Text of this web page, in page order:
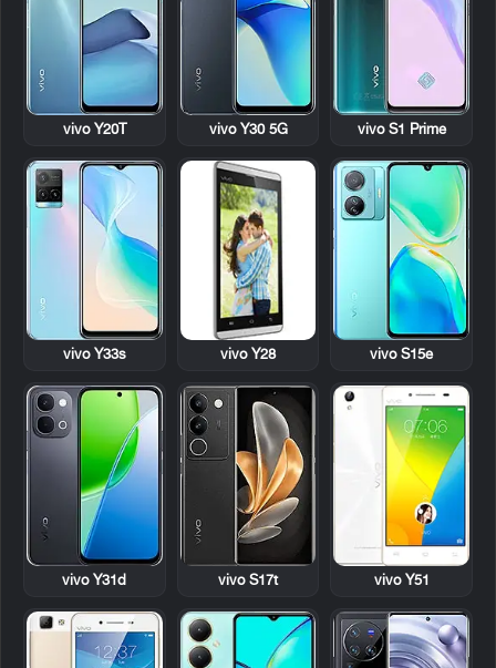
vivo S1 Prime
vivo Y30 5G
vivo Y20T
vivo S15e
vivo Y28
vivo Y33s
vivo Y51
vivo S17t
vivo Y31d